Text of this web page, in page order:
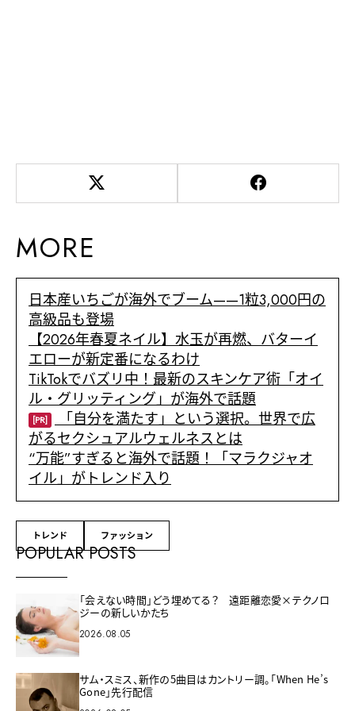
MORE
日本産いちごが海外でブーム——1粒3,000円の
高級品も登場
【2026年春夏ネイル】水玉が再燃、バターイ
エローが新定番になるわけ
TikTokでバズリ中！最新のスキンケア術「オイ
ル・グリッティング」が海外で話題
[PR]
「自分を満たす」という選択。世界で広
がるセクシュアルウェルネスとは
“万能”すぎると海外で話題！「マラクジャオ
イル」がトレンド入り
トレンド ファッション
POPULAR POSTS
「会えない時間」どう埋めてる？ 遠距離恋愛×テクノロ
ジーの新しいかたち
2026.08.05
サム・スミス、新作の5曲目はカントリー調。「When He’s
Gone」先行配信